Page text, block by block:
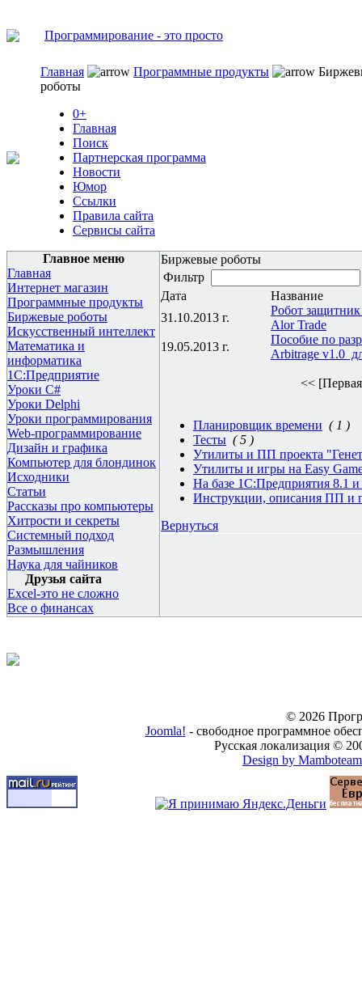
Программирование - это просто
Главная Программные продукты
роботы
0+
Главная
Поиск
Партнерская программа
Новости
Юмор
Ссылки
Правила сайта
Сервисы сайта
Главное меню
Главная
Интернет магазин
Программные продукты
Биржевые роботы
Искусственный интеллект
Математика и
информатика
1С:Предприятие
Уроки C#
Уроки Delphi
Уроки программирования
Web-программирование
Дизайн и графика
Компьютер для блондинок
Исходники
Статьи
Рассказы про компьютеры
Хитрости и секреты
Системный подход
Размышления
Наука для чайников
Друзья сайта
Excel-это не сложно
Все о финансах
Биржевые роботы
Фильтр
Дата
Название
31.10.2013 г.
Робот
Alor Trade
19.05.2013 г.
Пособие по
Arbitrage v1.0
<<
Планировщик времени ( 1 )
Тесты ( 5 )
Утилиты и ПП проекта
Утилиты и игры на Easy
На базе 1С:Предприятия 8.1 и
Инструкции, описания ПП и
Вернуться
© 2026
Joomla! - свободное программное
Русская локализация ©
Design by